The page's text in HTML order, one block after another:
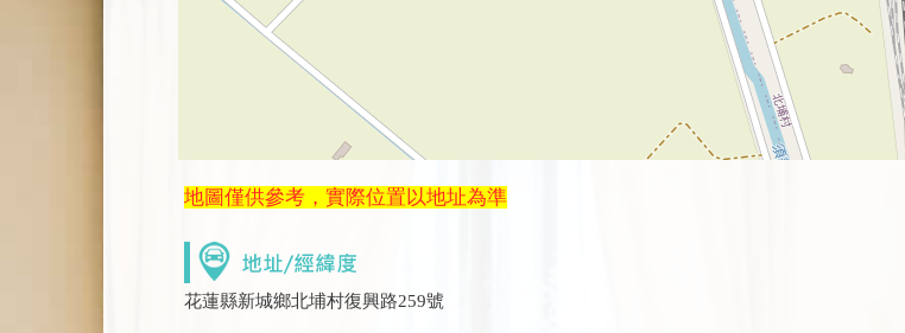
地圖僅供參考，實際位置以地址為準
花蓮縣新城鄉北埔村復興路259號